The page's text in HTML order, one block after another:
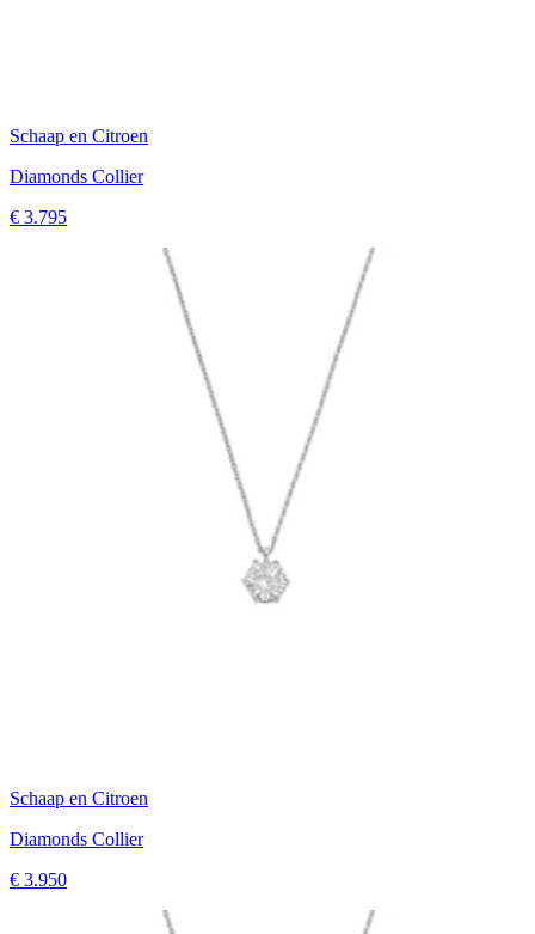
Schaap en Citroen
Diamonds Collier
€ 3.795
Schaap en Citroen
Diamonds Collier
€ 3.950